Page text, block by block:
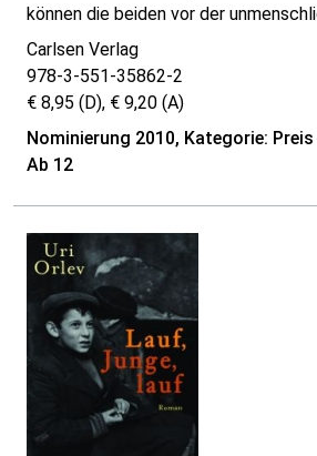
können die beiden vor der
Carlsen Verlag
978-3-551-35862-2
€ 8,95 (D), € 9,20 (A)
Nominierung 2010, Kategorie:
Ab 12